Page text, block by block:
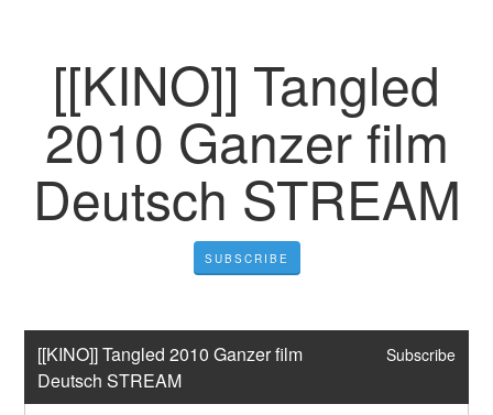
[[KINO]] Tangled
2010 Ganzer film
Deutsch STREAM
SUBSCRIBE
[[KINO]] Tangled 2010 Ganzer film
Deutsch STREAM
Subscribe